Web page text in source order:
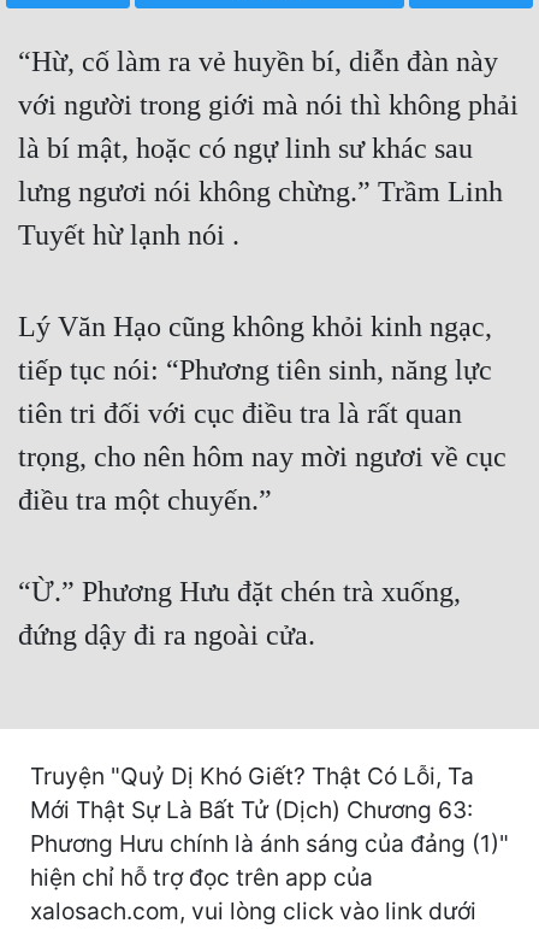
Hậu Cung
Truyện Convert
Truyện Dịch
Truyện Nhập Môn
Truyện ngắn
Cung Đấu
Cạnh Kỹ
Cổ Tiên Hiệp
Góc Nhìn Nam
Góc Nhìn Nữ
Huyền Huyễn
“Hừ, cố làm ra vẻ huyền bí, diễn đàn này
với người trong giới mà nói thì không phải
là bí mật, hoặc có ngự linh sư khác sau
lưng ngươi nói không chừng.” Trầm Linh
Tuyết hừ lạnh nói .
Lý Văn Hạo cũng không khỏi kinh ngạc,
tiếp tục nói: “Phương tiên sinh, năng lực
tiên tri đối với cục điều tra là rất quan
trọng, cho nên hôm nay mời ngươi về cục
điều tra một chuyến.”
“Ừ.” Phương Hưu đặt chén trà xuống,
đứng dậy đi ra ngoài cửa.
Truyện "Quỷ Dị Khó Giết? Thật Có Lỗi, Ta
Mới Thật Sự Là Bất Tử (Dịch) Chương 63:
Phương Hưu chính là ánh sáng của đảng (1)"
hiện chỉ hỗ trợ đọc trên app của
xalosach.com, vui lòng click vào link dưới